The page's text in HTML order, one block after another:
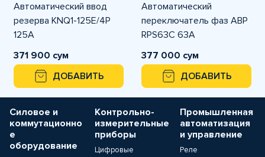
Автоматический ввод
резерва KNQ1-125E/4Р
125А
371 900 сум
ДОБАВИТЬ
Автоматический
переключатель фаз АВР
RPS63C 63A
377 000 сум
ДОБАВИТЬ
Силовое и
коммутационно
е
оборудование
Контрольно-
измерительные
приборы
Цифровые
Промышленная
автоматизация
и управление
Реле